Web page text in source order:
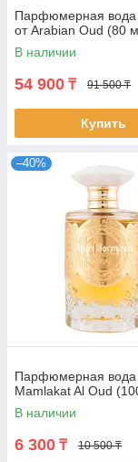
Парфюмерная вода
от Arabian Oud (80
В наличии
54 900 ₸ 91 500 ₸
Купить
–40%
Парфюмерная вода
Mamlakat Al Oud
В наличии
6 300 ₸ 10 500 ₸